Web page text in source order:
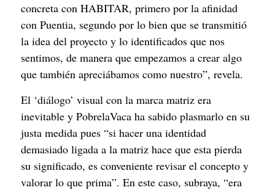
concreta con HABITAR, primero por la afinidad
con Puentia, segundo por lo bien que se transmitió
la idea del proyecto y lo identificados que nos
sentimos, de manera que empezamos a crear algo
que también apreciábamos como nuestro”, revela.
El ‘diálogo’ visual con la marca matriz era
inevitable y PobrelaVaca ha sabido plasmarlo en su
justa medida pues “si hacer una identidad
demasiado ligada a la matriz hace que esta pierda
su significado, es conveniente revisar el concepto y
valorar lo que prima”. En este caso, subraya, “era